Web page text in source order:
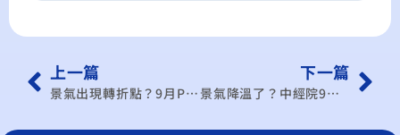
上一篇
景氣出現轉折點？9月PMI大跌4.4個百分點 結束連4個月擴張轉緊縮
下一篇
景氣降溫了？中經院9月 PMI 中斷連四月擴張轉緊縮